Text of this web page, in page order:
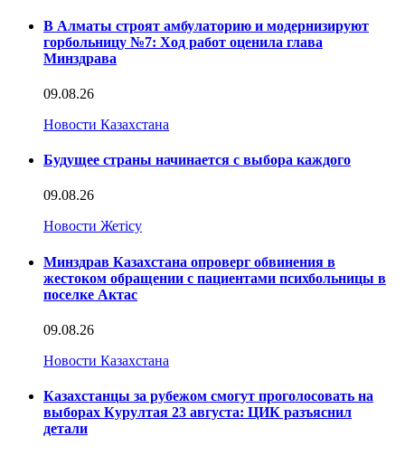
В Алматы строят амбулаторию и модернизируют
горбольницу №7: Ход работ оценила глава
Минздрава
09.08.26
Новости Казахстана
Будущее страны начинается с выбора каждого
09.08.26
Новости Жетісу
Минздрав Казахстана опроверг обвинения в
жестоком обращении с пациентами психбольницы в
поселке Актас
09.08.26
Новости Казахстана
Казахстанцы за рубежом смогут проголосовать на
выборах Курултая 23 августа: ЦИК разъяснил
детали